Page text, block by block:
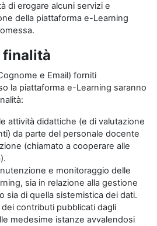
di erogare alcuni servizi e
della piattaforma e-Learning
finalità
e Email) forniti
la piattaforma e-Learning saranno
attività didattiche (e di valutazione
da parte del personale docente
(chiamato a cooperare alle
e monitoraggio delle
sia in relazione alla gestione
sia di quella sistemistica dei dati.
contributi pubblicati dagli
medesime istanze avvalendosi